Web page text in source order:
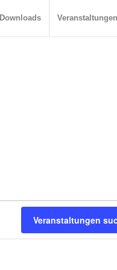
Downloads Veranstaltungen
Veranstaltungen